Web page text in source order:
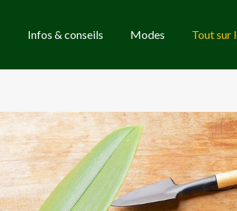
Infos & conseils Modes Tout sur